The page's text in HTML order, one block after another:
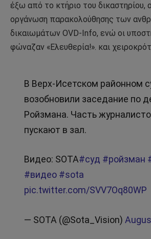
έξω από το κτήριο του δικαστηρίου,
οργάνωση παρακολούθησης των
δικαιωμάτων OVD-Info, ενώ οι
φώναζαν «Ελευθερία!». και
В Верх-Исетском районном
возобновили заседание по
Ройзмана. Часть
пускают в зал.
Видео: SOTA#суд #ройзман
#видео #sota
pic.twitter.com/SVV7Oq80WP
— SOTA (@Sota_Vision)